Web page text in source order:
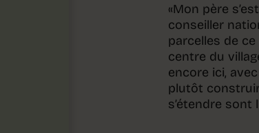
«Mon père
conseiller
parcelles de
centre du
encore ici,
plutôt
s’étendre sont